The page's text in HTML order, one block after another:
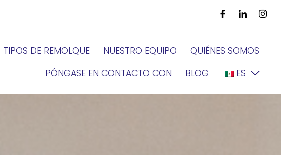
TIPOS DE REMOLQUE NUESTRO EQUIPO
QUIÉNES SOMOS
PÓNGASE EN CONTACTO CON
BLOG ES